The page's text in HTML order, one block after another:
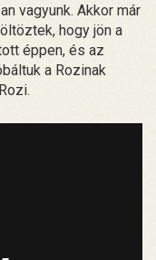
vagyunk. Akkor már
hogy jön a
éppen, és az
a Rozinak